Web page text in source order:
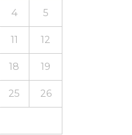
4 5
11 12
18 19
25 26